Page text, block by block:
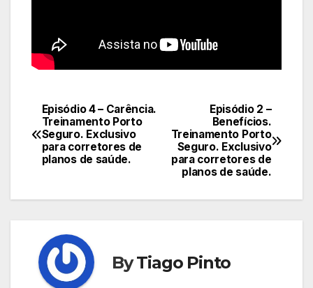
Navegação
de
Post
Episódio 2 –
Benefícios.
Treinamento Porto
Seguro. Exclusivo
para corretores de
planos de saúde.
Episódio 4 – Carência.
Treinamento Porto
Seguro. Exclusivo
para corretores de
planos de saúde.
ByTiago Pinto